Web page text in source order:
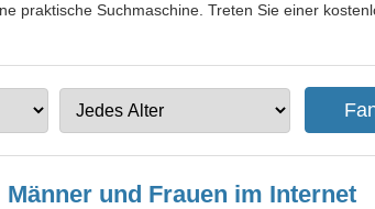
praktische Suchmaschine. Treten Sie einer
Männer und Frauen im Internet